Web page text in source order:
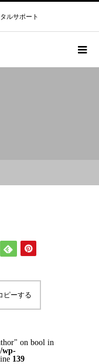
ルサポート
ピーする
on bool in
wp-
139